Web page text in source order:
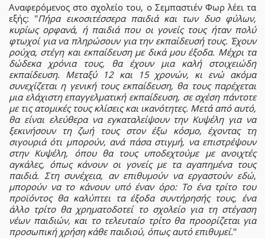
Αναφερόμενος στο σχολείο του, ο Σεμπαστιέν Φωρ λέει τα
εξής: ''Πήρα εικοσιτέσσερα παιδιά και των δυο φύλων,
κυρίως ορφανά, ή παιδιά που οι γονείς τους ήταν πολύ
φτωχοί για να πληρώσουν για την εκπαίδευσή τους. Έχουν
ρούχα, στέγη και εκπαίδευση με δικά μου έξοδα. Μέχρι τα
δώδεκα χρόνια τους, θα έχουν μια καλή στοιχειώδη
εκπαίδευση. Μεταξύ 12 και 15 χρονών, κι ενώ ακόμα
συνεχίζεται η γενική τους εκπαίδευση, θα τους παρέχεται
μια ελάχιστη επαγγελματική εκπαίδευση, σε σχέση πάντοτε
με τις ατομικές τους κλίσεις και ικανότητες. Μετά από αυτό,
θα είναι ελεύθερα να εγκαταλείψουν την Κυψέλη για να
ξεκινήσουν τη ζωή τους στον έξω κόσμο, έχοντας τη
σιγουριά ότι μπορούν, ανά πάσα στιγμή, να επιστρέψουν
στην Κυψέλη, όπου θα τους υποδεχτούμε με ανοιχτές
αγκάλες, όπως κάνουν οι γονείς με τα αγαπημένα τους
παιδιά. Στη συνέχεια, αν επιθυμούν να εργαστούν εδώ,
μπορούν να το κάνουν υπό έναν όρο: Το ένα τρίτο του
προϊόντος θα καλύπτει τα έξοδα συντήρησής τους, ένα
άλλο τρίτο θα χρηματοδοτεί το σχολείο για τη στέγαση
νέων παιδιών, και το τελευταίο τρίτο θα προορίζεται για
προσωπική χρήση κάθε παιδιού, όπως αυτό επιθυμεί.''